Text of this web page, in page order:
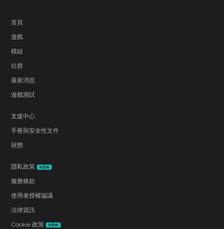
首頁
遊戲
模組
社群
最新消息
遊戲測試
支援中心
手冊與安全性文件
狀態
隱私政策 NEW
服務條款
使用者授權協議
法律資訊
Cookie 政策
NEW